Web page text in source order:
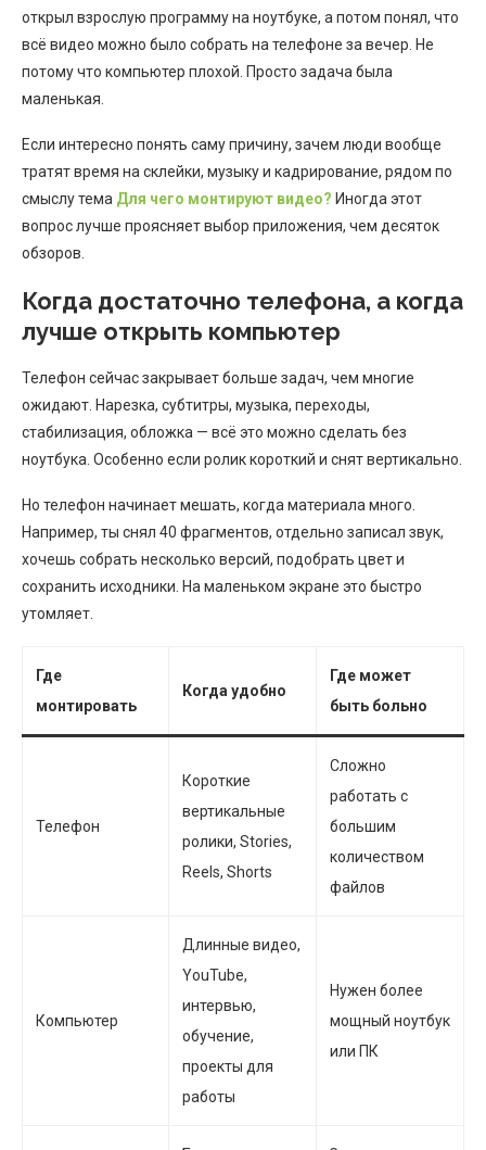
открыл взрослую программу на ноутбуке, а потом понял, что
всё видео можно было собрать на телефоне за вечер. Не
потому что компьютер плохой. Просто задача была
маленькая.
Если интересно понять саму причину, зачем люди вообще
тратят время на склейки, музыку и кадрирование, рядом по
смыслу тема Для чего монтируют видео? Иногда этот
вопрос лучше проясняет выбор приложения, чем десяток
обзоров.
Когда достаточно телефона, а когда
лучше открыть компьютер
Телефон сейчас закрывает больше задач, чем многие
ожидают. Нарезка, субтитры, музыка, переходы,
стабилизация, обложка — всё это можно сделать без
ноутбука. Особенно если ролик короткий и снят вертикально.
Но телефон начинает мешать, когда материала много.
Например, ты снял 40 фрагментов, отдельно записал звук,
хочешь собрать несколько версий, подобрать цвет и
сохранить исходники. На маленьком экране это быстро
утомляет.
Где
монтировать
Когда удобно
Где может
быть больно
Телефон
Короткие
вертикальные
ролики, Stories,
Reels, Shorts
Сложно
работать с
большим
количеством
файлов
Компьютер
Длинные видео,
YouTube,
интервью,
обучение,
проекты для
работы
Нужен более
мощный ноутбук
или ПК